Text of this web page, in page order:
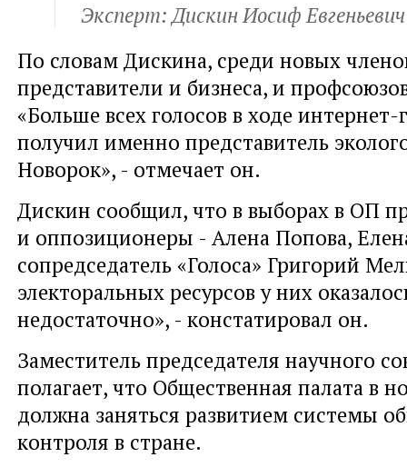
Эксперт: Дискин Иосиф Евгеньевич
По словам Дискина, среди новых
представители и бизнеса, и
«Больше всех голосов в ходе интернет-
получил именно представитель
Новорок», - отмечает он.
Дискин сообщил, что в выборах в ОП
и оппозиционеры - Алена Попова,
сопредседатель «Голоса» Григорий
электоральных ресурсов у них
недостаточно», - констатировал он.
Заместитель председателя научного
полагает, что Общественная палата в
должна заняться развитием системы
контроля в стране.